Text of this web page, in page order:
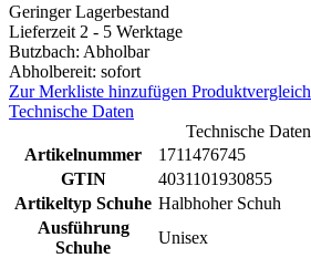
Geringer Lagerbestand
Lieferzeit 2 - 5 Werktage
Butzbach: Abholbar
Abholbereit: sofort
Zur Merkliste hinzufügen Produktvergleich
Technische Daten
Technische Daten
Artikelnummer
1711476745
GTIN
4031101930855
Artikeltyp Schuhe Halbhoher Schuh
Ausführung
Schuhe
Unisex